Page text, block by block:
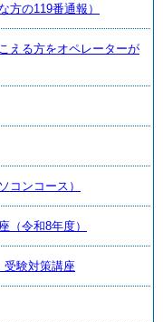
方の119番通報）
える方をオペレーターが
コンコース）
（令和8年度）
受験対策講座